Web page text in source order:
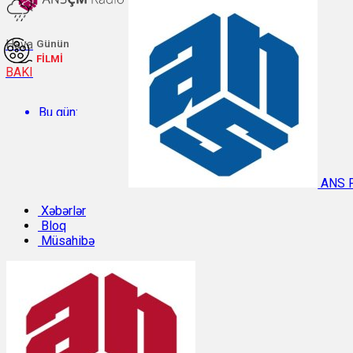
Hava
BAKI
Bu gün:
Temperatur: 30°C. Rütubət: 46%.
Sabah:
Günün
FİLMİ
ANS
Xəbərlər
Bloq
Müsahibə